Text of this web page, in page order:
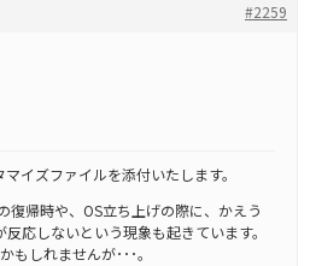
#2259
イズファイルを添付いたします。
復帰時や、OS立ち上げの際に、かえう
応しないという現象も起きています。
もしれませんが･･･。